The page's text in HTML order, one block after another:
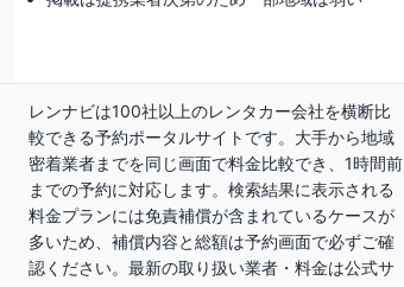
レンナビは100社以上のレンタカー会社を横断比
較できる予約ポータルサイトです。大手から地域
密着業者までを同じ画面で料金比較でき、1時間前
までの予約に対応します。検索結果に表示される
料金プランには免責補償が含まれているケースが
多いため、補償内容と総額は予約画面で必ずご確
認ください。最新の取り扱い業者・料金は公式サ